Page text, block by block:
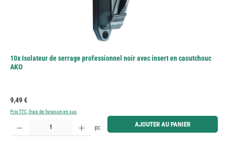
10x Isolateur de serrage professionnel noir avec insert en caoutchouc
AKO
Prix régulier :
9,49 €
Prix TTC, frais de livraison en sus
Quantité de produit : Entrez la quantité souhaitée ou utilisez les boutons pour augmenter ou
pc AJOUTER AU PANIER